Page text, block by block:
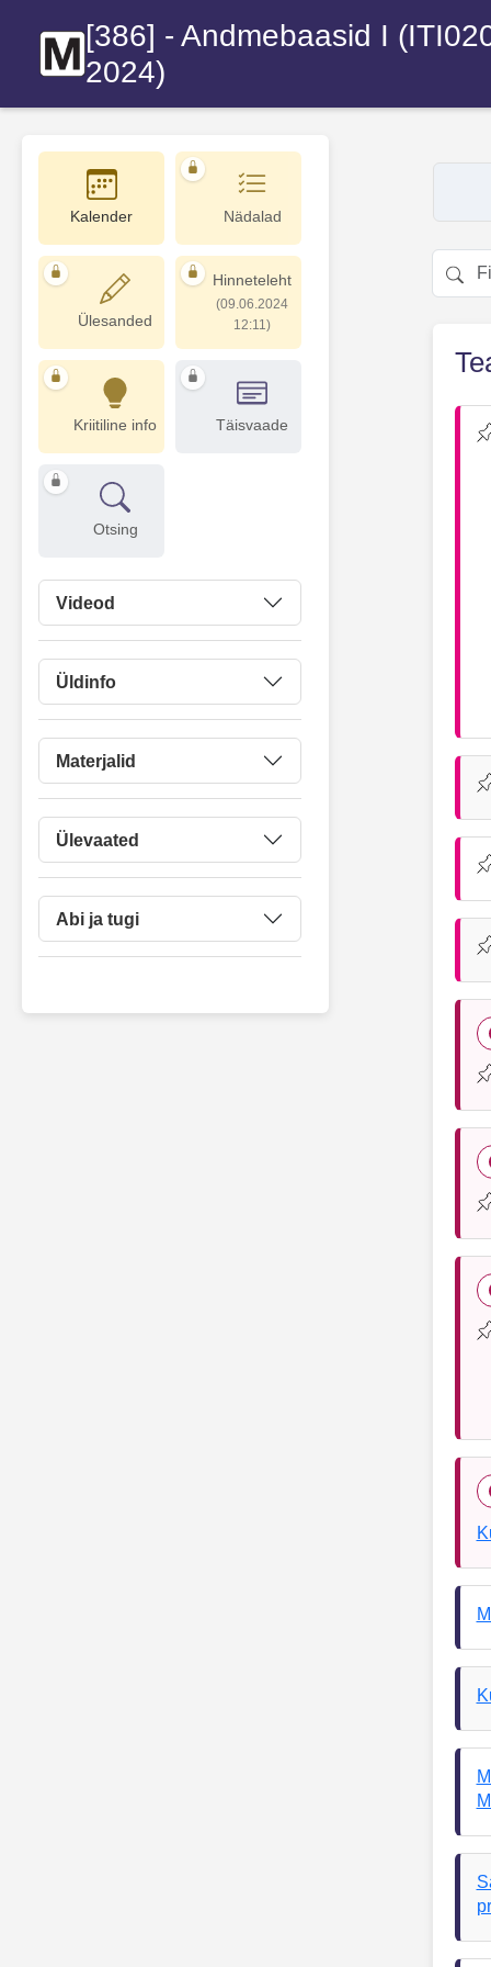
[386] - Andmebaasid I
2024)
Kiirvalik
Kalender Nädalad
Ülesanded
Hinneteleht
(09.06.2024
12:11)
Kriitiline info Täisvaade
Otsing
Videod
Üldinfo
Materjalid
Ülevaated
Abi ja tugi